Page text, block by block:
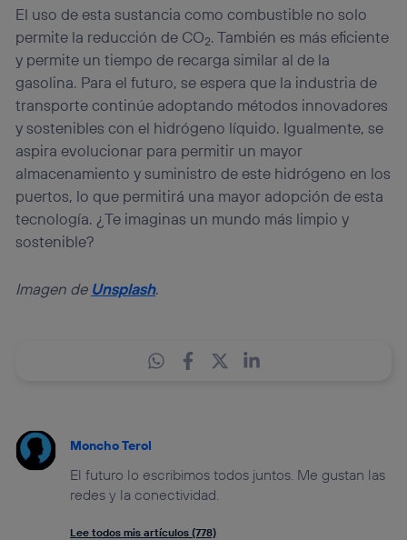
El uso de esta sustancia como combustible no solo
permite la reducción de CO2. También es más eficiente
y permite un tiempo de recarga similar al de la
gasolina. Para el futuro, se espera que la industria de
transporte continúe adoptando métodos innovadores
y sostenibles con el hidrógeno líquido. Igualmente, se
aspira evolucionar para permitir un mayor
almacenamiento y suministro de este hidrógeno en los
puertos, lo que permitirá una mayor adopción de esta
tecnología. ¿Te imaginas un mundo más limpio y
sostenible?
Imagen de Unsplash.
Moncho Terol
El futuro lo escribimos todos juntos. Me gustan las
redes y la conectividad.
Lee todos mis artículos (778)